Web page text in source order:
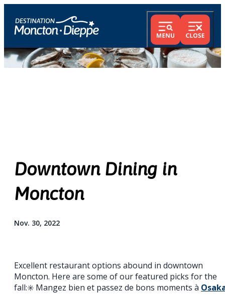
Downtown Dining in
Moncton
Nov. 30, 2022
Excellent restaurant options abound in downtown
Moncton. Here are some of our featured picks for the
fall:✳️ Mangez bien et passez de bons moments à